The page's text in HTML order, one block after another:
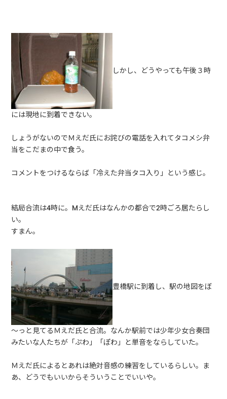
しかし、どうやっても午後３時
には現地に到着できない。
しょうがないのでＭえだ氏にお詫びの電話を入れてタコメシ弁
当をこだまの中で食う。
コメントをつけるならば「冷えた弁当タコ入り」という感じ。
結局合流は4時に。Mえだ氏はなんかの都合で2時ごろ居たらし
い。
すまん。
豊橋駅に到着し、駅の地図をぼ
～っと見てるＭえだ氏と合流。なんか駅前では少年少女合奏団
みたいな人たちが「ぷわ」「ぽわ」と単音をならしていた。
Ｍえだ氏によるとあれは絶対音感の練習をしているらしい。ま
あ、どうでもいいからそういうことでいいや。